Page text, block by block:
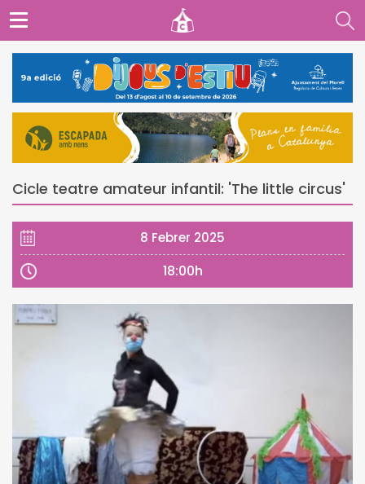
Cicle teatre amateur infantil: 'The little circus'
8 Febrer 2025
18:00h